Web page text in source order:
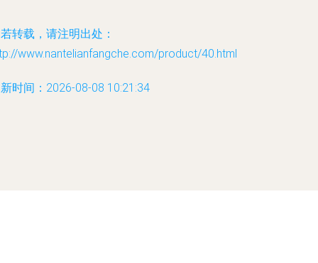
转载，请注明出处：
www.nantelianfangche.com/product/40.html
时间：2026-08-08 10:21:34